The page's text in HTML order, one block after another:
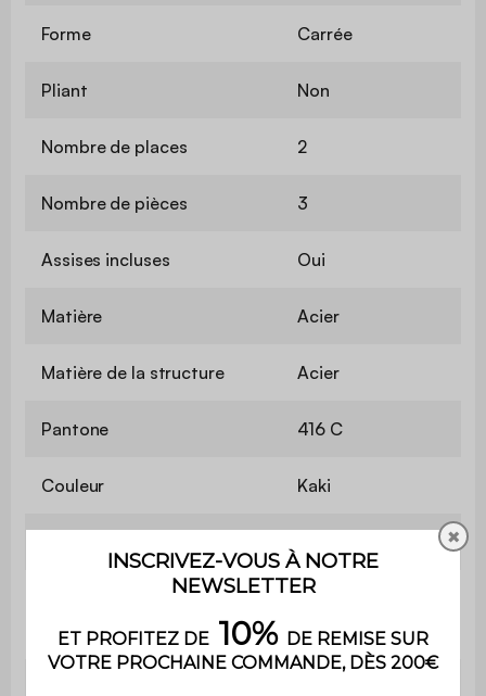
Forme Carrée
Pliant Non
Nombre de places 2
Nombre de pièces 3
Assises incluses Oui
Matière Acier
Matière de la structure Acier
Pantone 416 C
Couleur Kaki
Longueur de la chaise 44 cm
✖